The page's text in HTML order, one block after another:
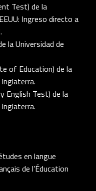
Test) de la
Ingreso directo a
la Universidad de
of Education) de la
English Test) de la
en langue
de l’Éducation